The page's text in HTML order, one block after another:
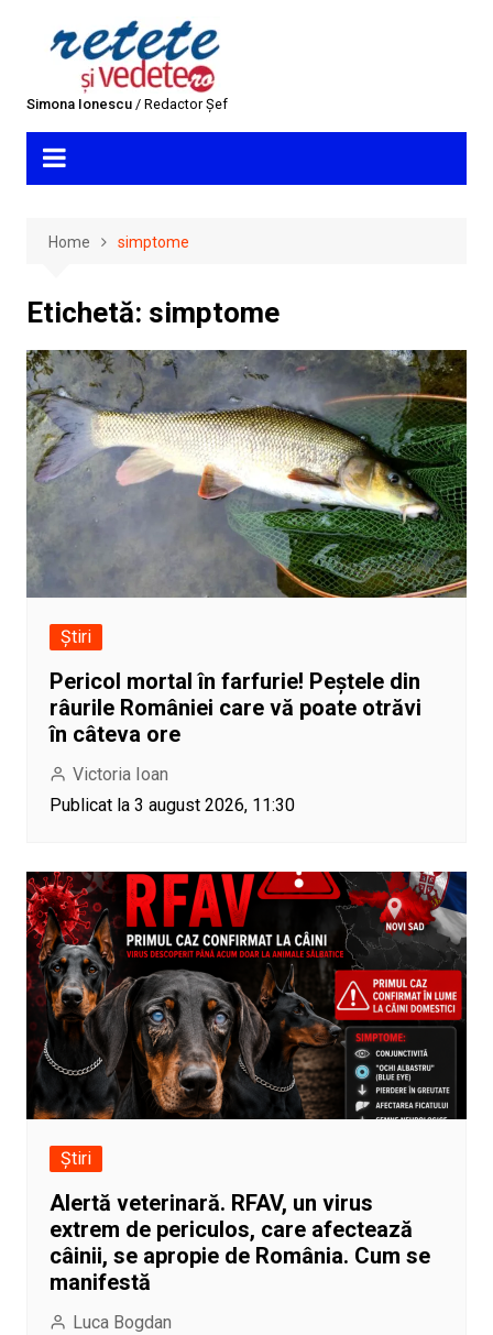
Simona Ionescu/ Redactor Șef
Home simptome
Etichetă: simptome
Știri
Pericol mortal în farfurie! Peștele din
râurile României care vă poate otrăvi
în câteva ore
Victoria Ioan
Publicat la 3 august 2026, 11:30
Știri
Alertă veterinară. RFAV, un virus
extrem de periculos, care afectează
câinii, se apropie de România. Cum se
manifestă
Luca Bogdan